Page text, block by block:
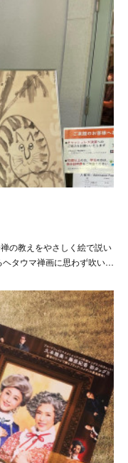
の教えをやさしく絵で説い
ヘタウマ禅画に思わず吹い…